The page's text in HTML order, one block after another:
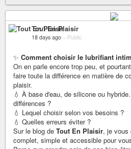
Tout En Plaisir
18 days ago – Public
✨ Comment choisir le lubrifiant
On en parle encore trop peu, et
faire toute la différence en matière de
plaisir.
💧 À base d'eau, de silicone ou
différences ?
💧 Lequel choisir selon vos besoins ?
💧 Quelles erreurs éviter ?
Sur le blog de Tout En Plaisir, je vous
complet, simple et accessible pour